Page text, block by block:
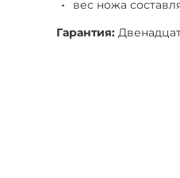
вес ножа
Гарантия: